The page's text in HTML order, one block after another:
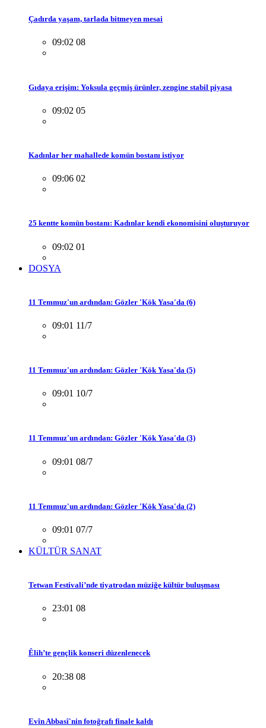
Çadırda yaşam, tarlada bitmeyen mesai
09:02 08
Gıdaya erişim: Yoksula geçmiş ürünler, zengine stabil piyasa
09:02 05
Kadınlar her mahallede komün bostanı istiyor
09:06 02
25 kentte komün bostanı: Kadınlar kendi ekonomisini oluşturuyor
09:02 01
DOSYA
11 Temmuz'un ardından: Gözler 'Kök Yasa'da (6)
09:01 11/7
11 Temmuz'un ardından: Gözler 'Kök Yasa'da (5)
09:01 10/7
11 Temmuz'un ardından: Gözler 'Kök Yasa'da (3)
09:01 08/7
11 Temmuz'un ardından: Gözler 'Kök Yasa'da (2)
09:01 07/7
KÜLTÜR SANAT
Tetwan Festivali’nde tiyatrodan müziğe kültür buluşması
23:01 08
Êlih’te gençlik konseri düzenlenecek
20:38 08
Evîn Abbasî'nin fotoğrafı finale kaldı